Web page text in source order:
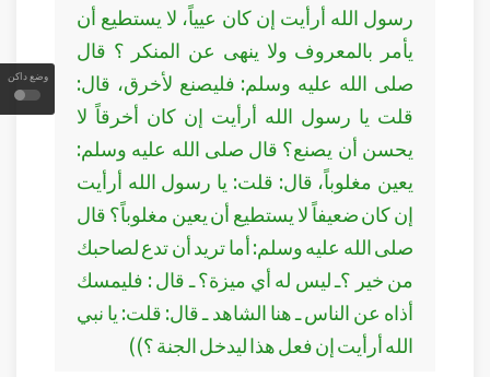
وضع داكن
رسول الله أرأيت إن كان عيياً، لا يستطيع أن
يأمر بالمعروف ولا ينهى عن المنكر ؟ قال
صلى الله عليه وسلم: فليصنع لأخرق، قال:
قلت يا رسول الله أرأيت إن كان أخرقاً لا
يحسن أن يصنع؟ قال صلى الله عليه وسلم:
يعين مغلوباً، قال: قلت: يا رسول الله أرأيت
إن كان ضعيفاً لا يستطيع أن يعين مغلوباً؟ قال
صلى الله عليه وسلم: أما تريد أن تدع لصاحبك
من خير ؟ـ ليس له أي ميزة؟ ـ قال : فليمسك
أذاه عن الناس ـ هنا الشاهد ـ قال: قلت: يا نبي
الله أرأيت إن فعل هذا ليدخل الجنة ؟))